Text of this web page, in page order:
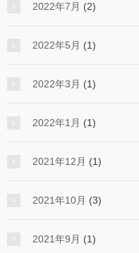
2022年7月 (2)
2022年5月 (1)
2022年3月 (1)
2022年1月 (1)
2021年12月 (1)
2021年10月 (3)
2021年9月 (1)